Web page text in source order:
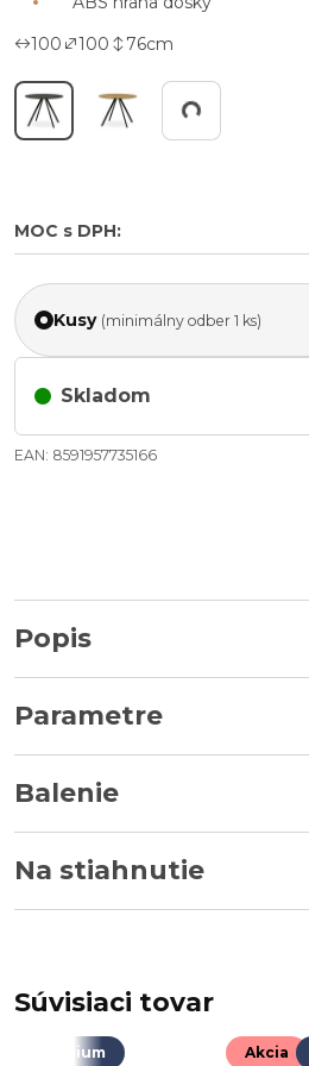
100
100 76cm
Working...
MOC s DPH:
Kusy (minimálny odber 1 ks)
Skladom
EAN: 8591957735166
Popis
Parametre
Balenie
Na stiahnutie
Súvisiaci tovar
Premium Akcia